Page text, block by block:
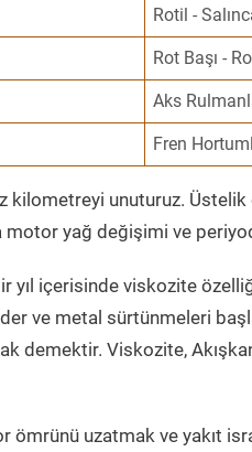
Rotil -
Rot Başı -
Aks
Fren
kilometreyi unuturuz.
yağ değişimi ve
yıl içerisinde viskozite
ve metal sürtünmeleri
demektir. Viskozite,
uzatmak ve yakıt